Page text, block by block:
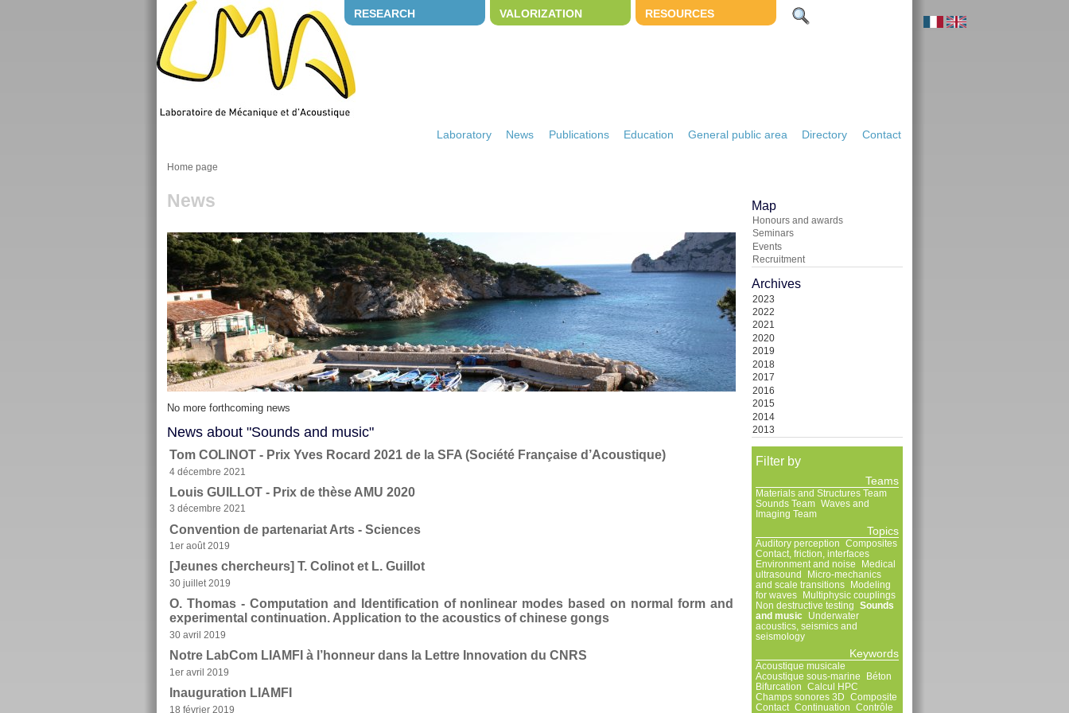
RESEARCH VALORIZATION RESOURCES
Laboratory News Publications Education General public area Directory Contact
Home page
News
No more forthcoming news
News about "Sounds and music"
Tom COLINOT - Prix Yves Rocard 2021 de la SFA (Société Française d’Acoustique)
4 décembre 2021
Louis GUILLOT - Prix de thèse AMU 2020
3 décembre 2021
Convention de partenariat Arts - Sciences
1er août 2019
[Jeunes chercheurs] T. Colinot et L. Guillot
30 juillet 2019
O. Thomas - Computation and Identification of nonlinear modes based on normal form and
experimental continuation. Application to the acoustics of chinese gongs
30 avril 2019
Notre LabCom LIAMFI à l’honneur dans la Lettre Innovation du CNRS
1er avril 2019
Inauguration LIAMFI
18 février 2019
Map
Honours and awards
Seminars
Events
Recruitment
Archives
2023
2022
2021
2020
2019
2018
2017
2016
2015
2014
2013
Filter by
Teams
Materials and Structures Team
Sounds Team Waves and
Imaging Team
Topics
Auditory perception
Composites
Contact, friction, interfaces
Environment and noise
Medical
ultrasound
Micro-mechanics
and scale transitions
Modeling
for waves
Multiphysic couplings
Non destructive testing
Sounds
and music
Underwater
acoustics, seismics and
seismology
Keywords
Acoustique musicale
Acoustique sous-marine
Béton
Bifurcation
Calcul HPC
Champs sonores 3D
Composite
Contact Continuation
Contrôle